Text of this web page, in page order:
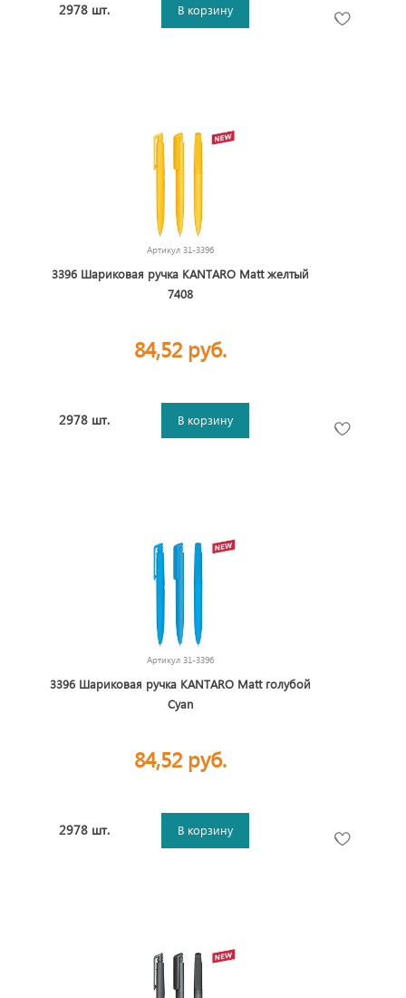
2978 шт. В корзину
Артикул 31-3396
3396 Шариковая ручка KANTARO Matt желтый
7408
84,52 руб.
2978 шт. В корзину
Артикул 31-3396
3396 Шариковая ручка KANTARO Matt голубой
Cyan
84,52 руб.
2978 шт. В корзину